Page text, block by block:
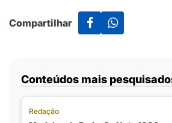
Compartilhar
Conteúdos mais
Redação